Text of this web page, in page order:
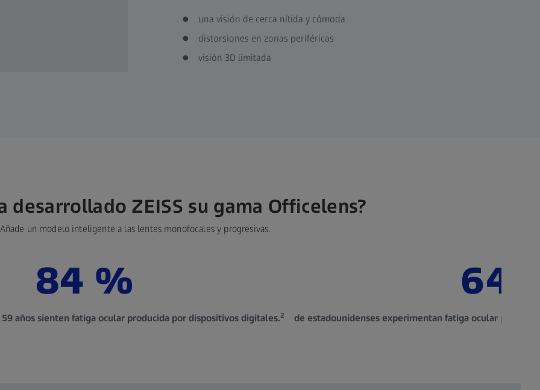
una visión de cerca nítida y cómoda
distorsiones en zonas periféricas
visión 3D limitada
desarrollado ZEISS su gama Officelens?
Añade un modelo inteligente a las lentes monofocales y progresivas.
84 %
años sienten fatiga ocular producida por dispositivos digitales.2
64
de estadounidenses experimentan fatiga ocular por los